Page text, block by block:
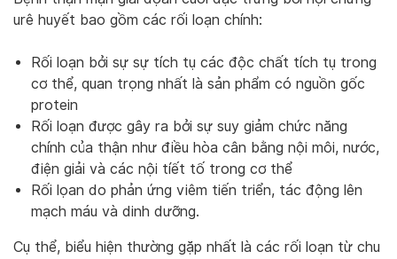
urê huyết bao gồm các rối loạn chính:
Rối loạn bởi sự sự tích tụ các độc chất tích tụ trong
cơ thể, quan trọng nhất là sản phẩm có nguồn gốc
protein
Rối loạn được gây ra bởi sự suy giảm chức năng
chính của thận như điều hòa cân bằng nội môi, nước,
điện giải và các nội tíết tố trong cơ thể
Rối lọan do phản ứng viêm tiến triển, tác động lên
mạch máu và dinh dưỡng.
Cụ thể, biểu hiện thường gặp nhất là các rối loạn từ chu